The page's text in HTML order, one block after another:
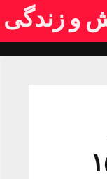
و زندگی
۱۵۰